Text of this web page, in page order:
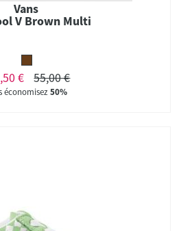
Vans
V Brown Multi
€ 55,00 €
économisez50%